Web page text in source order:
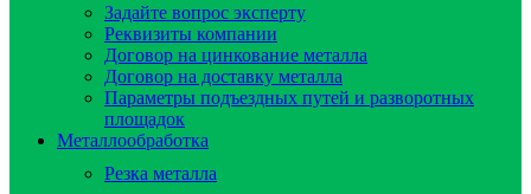
Задайте вопрос эксперту
Реквизиты компании
Договор на цинкование металла
Договор на доставку металла
Параметры подъездных путей и разворотных
площадок
Металлообработка
Резка металла